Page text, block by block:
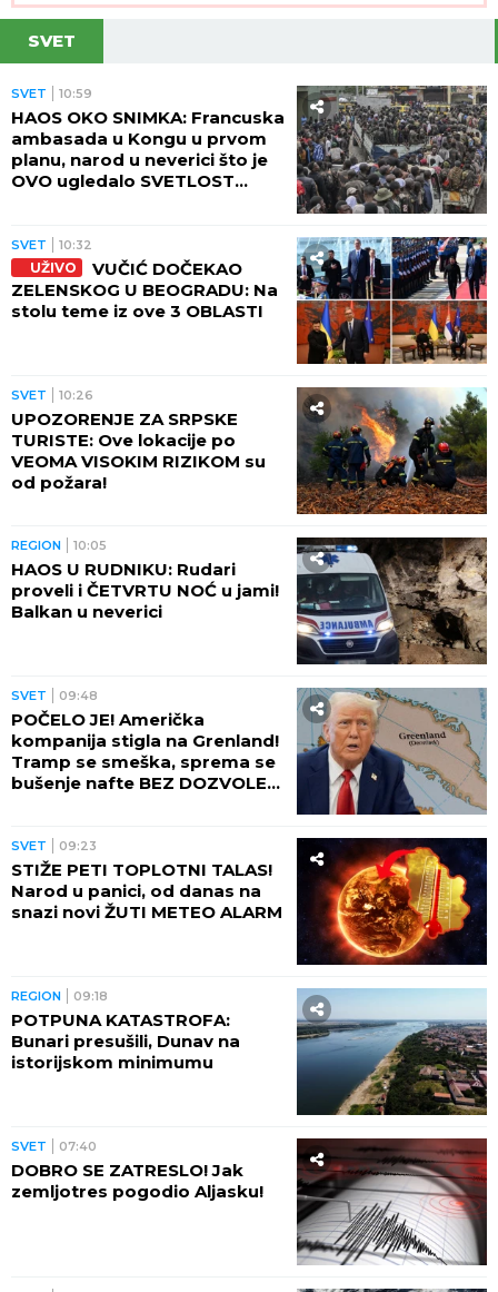
SVET
SVET 10:59
HAOS OKO SNIMKA: Francuska
ambasada u Kongu u prvom
planu, narod u neverici što je
OVO ugledalo SVETLOST
SVET 10:32
UŽIVO
ZELENSKOG U BEOGRADU: Na
stolu teme iz ove 3 OBLASTI
SVET 10:26
UPOZORENJE ZA SRPSKE
TURISTE: Ove lokacije po
VEOMA VISOKIM RIZIKOM su
od požara!
REGION 10:05
HAOS U RUDNIKU: Rudari
proveli i ČETVRTU NOĆ u jami!
Balkan u neverici
SVET 09:48
POČELO JE! Američka
kompanija stigla na Grenland!
Tramp se smeška, sprema se
bušenje nafte BEZ DOZVOLE
SVET 09:23
STIŽE PETI TOPLOTNI TALAS!
Narod u panici, od danas na
snazi novi ŽUTI METEO ALARM
REGION 09:18
POTPUNA KATASTROFA:
Bunari presušili, Dunav na
istorijskom minimumu
SVET 07:40
DOBRO SE ZATRESLO! Jak
zemljotres pogodio Aljasku!